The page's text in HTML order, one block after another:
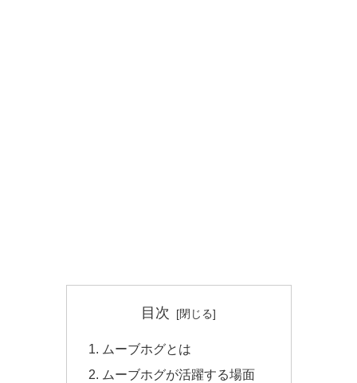
目次
ムーブホグとは
ムーブホグが活躍する場面